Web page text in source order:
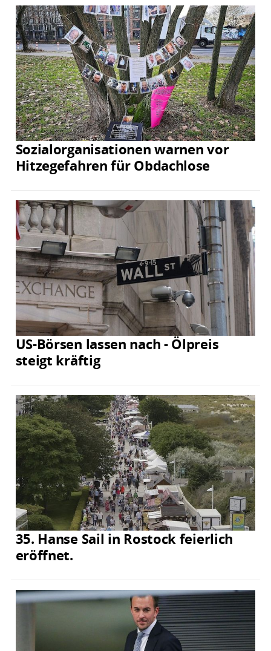
Sozialorganisationen warnen vor
Hitzegefahren für Obdachlose
US-Börsen lassen nach - Ölpreis
steigt kräftig
35. Hanse Sail in Rostock feierlich
eröffnet.